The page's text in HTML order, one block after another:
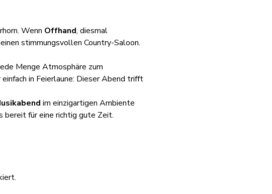
Wenn Offhand, diesmal
stimmungsvollen Country-Saloon.
Menge Atmosphäre zum
in Feierlaune: Dieser Abend trifft
im einzigartigen Ambiente
bereit für eine richtig gute Zeit.